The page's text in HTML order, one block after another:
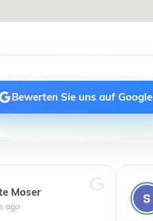
Bewerten Sie uns auf Google
Moser
ago